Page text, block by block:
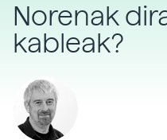
Norenak
kableak?